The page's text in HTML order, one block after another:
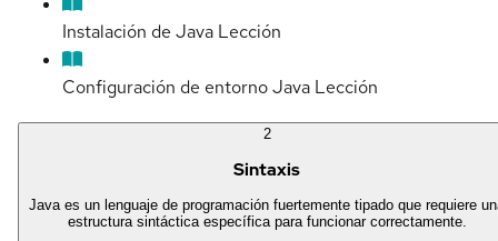
Instalación de Java Lección
Configuración de entorno Java Lección
2
Sintaxis
Java es un lenguaje de programación fuertemente tipado que requiere
estructura sintáctica específica para funcionar correctamente.